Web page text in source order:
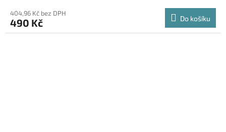
404,96 Kč bez DPH
490 Kč Do košíku